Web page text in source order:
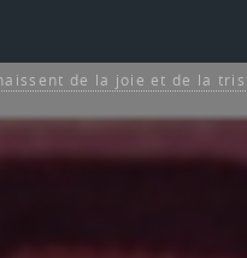
de la joie et de la